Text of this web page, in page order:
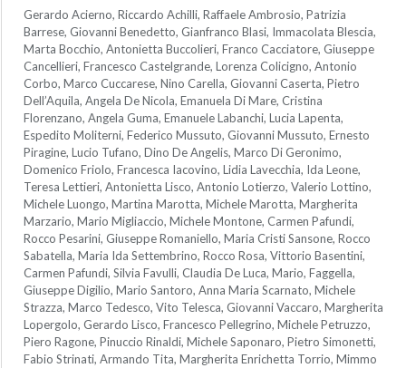
Gerardo Acierno, Riccardo Achilli, Raffaele Ambrosio, Patrizia
Barrese, Giovanni Benedetto, Gianfranco Blasi, Immacolata Blescia,
Marta Bocchio, Antonietta Buccolieri, Franco Cacciatore, Giuseppe
Cancellieri, Francesco Castelgrande, Lorenza Colicigno, Antonio
Corbo, Marco Cuccarese, Nino Carella, Giovanni Caserta, Pietro
Dell’Aquila, Angela De Nicola, Emanuela Di Mare, Cristina
Florenzano, Angela Guma, Emanuele Labanchi, Lucia Lapenta,
Espedito Moliterni, Federico Mussuto, Giovanni Mussuto, Ernesto
Piragine, Lucio Tufano, Dino De Angelis, Marco Di Geronimo,
Domenico Friolo, Francesca Iacovino, Lidia Lavecchia, Ida Leone,
Teresa Lettieri, Antonietta Lisco, Antonio Lotierzo, Valerio Lottino,
Michele Luongo, Martina Marotta, Michele Marotta, Margherita
Marzario, Mario Migliaccio, Michele Montone, Carmen Pafundi,
Rocco Pesarini, Giuseppe Romaniello, Maria Cristi Sansone, Rocco
Sabatella, Maria Ida Settembrino, Rocco Rosa, Vittorio Basentini,
Carmen Pafundi, Silvia Favulli, Claudia De Luca, Mario, Faggella,
Giuseppe Digilio, Mario Santoro, Anna Maria Scarnato, Michele
Strazza, Marco Tedesco, Vito Telesca, Giovanni Vaccaro, Margherita
Lopergolo, Gerardo Lisco, Francesco Pellegrino, Michele Petruzzo,
Piero Ragone, Pinuccio Rinaldi, Michele Saponaro, Pietro Simonetti,
Fabio Strinati, Armando Tita, Margherita Enrichetta Torrio, Mimmo